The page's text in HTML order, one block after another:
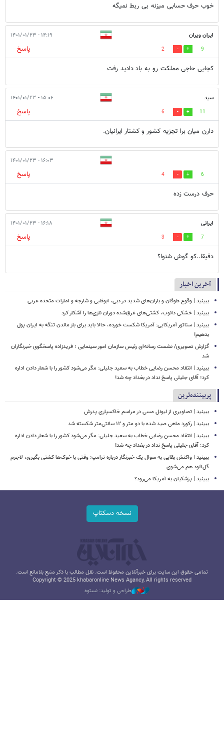
خوب حرف حسابی میزنه بی ربط نمیگه
ایران ویران ۱۴:۱۹ - ۱۴۰۱/۰۱/۲۳
9
2
پاسخ
کجایی حاجی مملکت رو به باد دادید رفت
سید ۱۵:۰۶ - ۱۴۰۱/۰۱/۲۳
11
6
پاسخ
دارن میان برا تجزیه کشور و کشتار ایرانیان.
۱۶:۰۳ - ۱۴۰۱/۰۱/۲۳
6
4
پاسخ
حرف درست زده
ایرانی ۱۶:۱۸ - ۱۴۰۱/۰۱/۲۳
7
3
پاسخ
دقیقا..کو گوش شنوا؟
آخرین اخبار
ببینید | وقوع طوفان‌ و باران‌های شدید در دبی، ابوظبی و شارجه و امارات متحده عربی
ببینید | خشکی دانوب، کشتی‌های غرق‌شده دوران نازی‌ها را آشکار کرد
ببینید |‏ سناتور آمریکایی: آمریکا شکست خورده، حالا باید برای باز ماندن تنگه به ایران پول
بدهیم!
گزارش تصویری/ نشست رسانه‌ای رئیس سازمان امور سینمایی ؛ فریدزاده پاسخگوی خبرنگاران
شد
ببینید | انتقاد محسن رضایی خطاب به سعید جلیلی: مگر می‌شود کشور را با شعار دادن اداره
کرد؛ آقای جلیلی پاسخ نداد در بغداد چه شد!
پربیننده‌ترین
ببینید | تصاویری از لیونل مسی در مراسم خاکسپاری پدرش
ببینید | رکورد ماهی صید شده با دو متر و ۱۲ سانتی‌متر شکسته شد
ببینید | انتقاد محسن رضایی خطاب به سعید جلیلی: مگر می‌شود کشور را با شعار دادن اداره
کرد؛ آقای جلیلی پاسخ نداد در بغداد چه شد!
ببینید | واکنش بقایی به سوال یک خبرنگار درباره ترامپ: وقتی با خوک‌ها کشتی بگیری، لاجرم
گل‌آلود هم می‌شوی
ببینید | پزشکیان به آمریکا می‌رود؟
نسخه دسکتاپ
تمامی حقوق این سایت برای خبرآنلاین محفوظ است. نقل مطالب با ذکر منبع بلامانع است.
Copyright © 2025 khabaronline News Agancy, All rights reserved
طراحی و تولید: نستوه